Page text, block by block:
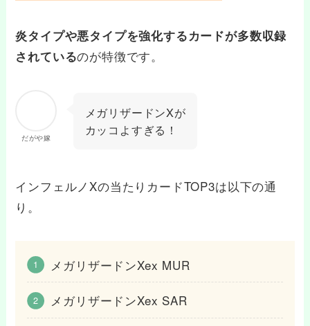
炎タイプや悪タイプを強化するカードが多数収録
されているのが特徴です。
だがや嫁
メガリザードンXが
カッコよすぎる！
インフェルノXの当たりカードTOP3は以下の通
り。
メガリザードンXex MUR
メガリザードンXex SAR